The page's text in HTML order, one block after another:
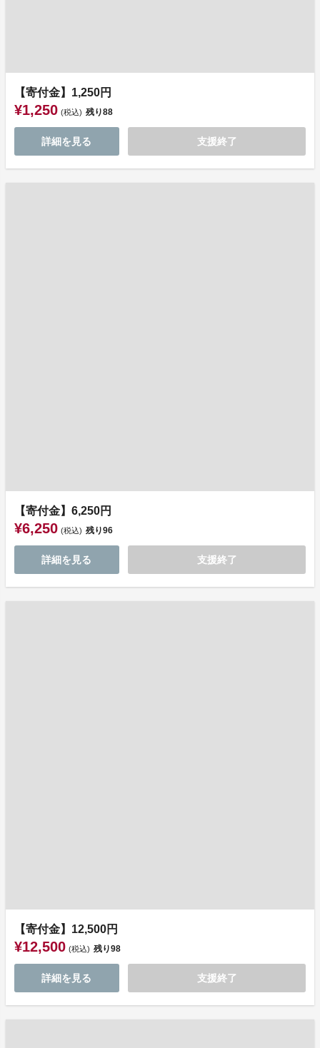
【寄付金】1,250円
¥1,250 (税込) 残り88
詳細を見る 支援終了
【寄付金】6,250円
¥6,250 (税込) 残り96
詳細を見る 支援終了
【寄付金】12,500円
¥12,500 (税込) 残り98
詳細を見る 支援終了